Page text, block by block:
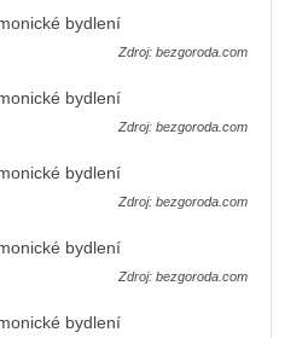
Zdroj: bezgoroda.com
Zdroj: bezgoroda.com
Zdroj: bezgoroda.com
Zdroj: bezgoroda.com